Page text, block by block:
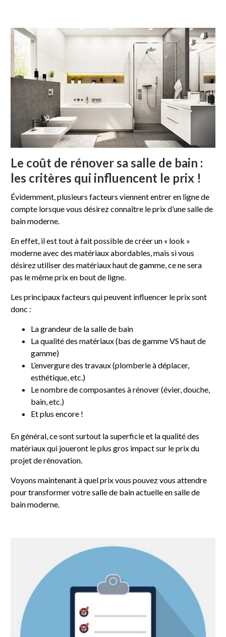
Le coût de rénover sa salle de bain :
les critères qui influencent le prix !
Évidemment, plusieurs facteurs viennent entrer en ligne de
compte lorsque vous désirez connaître le prix d’une salle de
bain moderne.
En effet, il est tout à fait possible de créer un « look »
moderne avec des matériaux abordables, mais si vous
désirez utiliser des matériaux haut de gamme, ce ne sera
pas le même prix en bout de ligne.
Les principaux facteurs qui peuvent influencer le prix sont
donc :
La grandeur de la salle de bain
La qualité des matériaux (bas de gamme VS haut de
gamme)
L’envergure des travaux (plomberie à déplacer,
esthétique, etc.)
Le nombre de composantes à rénover (évier, douche,
bain, etc.)
Et plus encore !
En général, ce sont surtout la superficie et la qualité des
matériaux qui joueront le plus gros impact sur le prix du
projet de rénovation.
Voyons maintenant à quel prix vous pouvez vous attendre
pour transformer votre salle de bain actuelle en salle de
bain moderne.